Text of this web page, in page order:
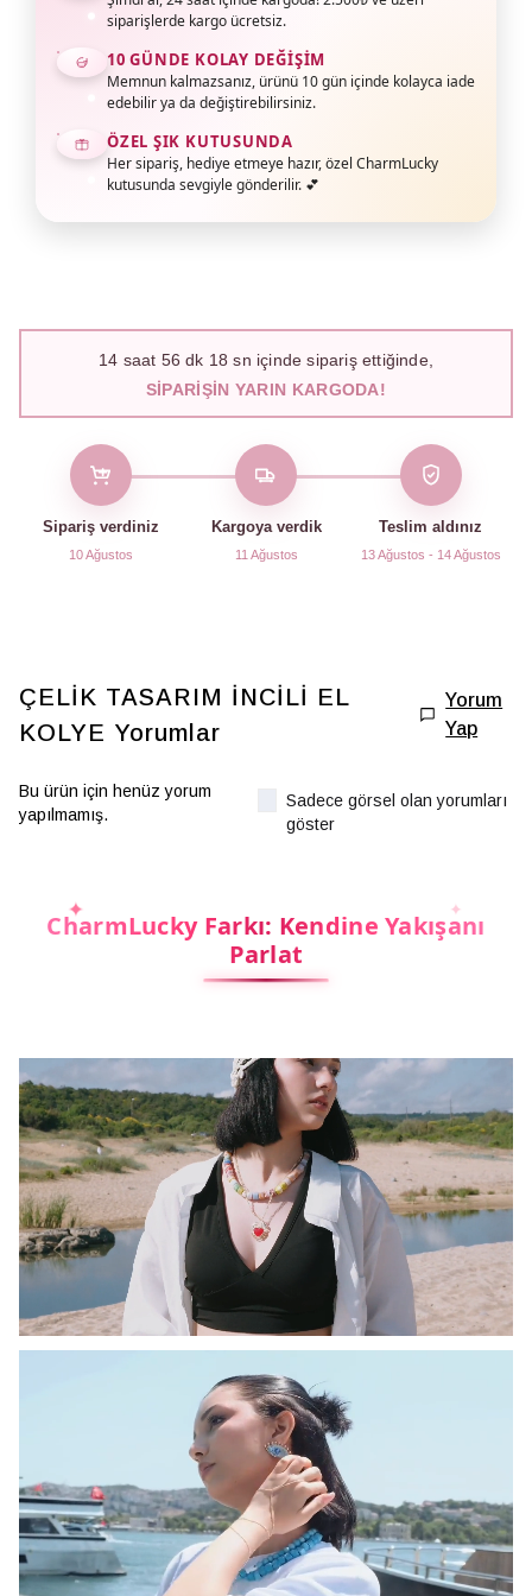
siparişlerde kargo ücretsiz.
10 GÜNDE KOLAY DEĞIŞIM
Memnun kalmazsanız, ürünü 10 gün içinde kolayca iade
edebilir ya da değiştirebilirsiniz.
ÖZEL ŞIK KUTUSUNDA
Her sipariş, hediye etmeye hazır, özel CharmLucky
kutusunda sevgiyle gönderilir. 💕
14 saat 56 dk 16 sn içinde sipariş ettiğinde,
SIPARIŞIN YARIN KARGODA!
Sipariş verdiniz
10 Ağustos
Kargoya verdik
11 Ağustos
Teslim aldınız
13 Ağustos - 14 Ağustos
ÇELİK TASARIM İNCİLİ EL
KOLYE Yorumlar
Yorum
Yap
Bu ürün için henüz yorum
yapılmamış.
Sadece görsel olan yorumları
göster
CharmLucky Farkı: Kendine Yakışanı
Parlat